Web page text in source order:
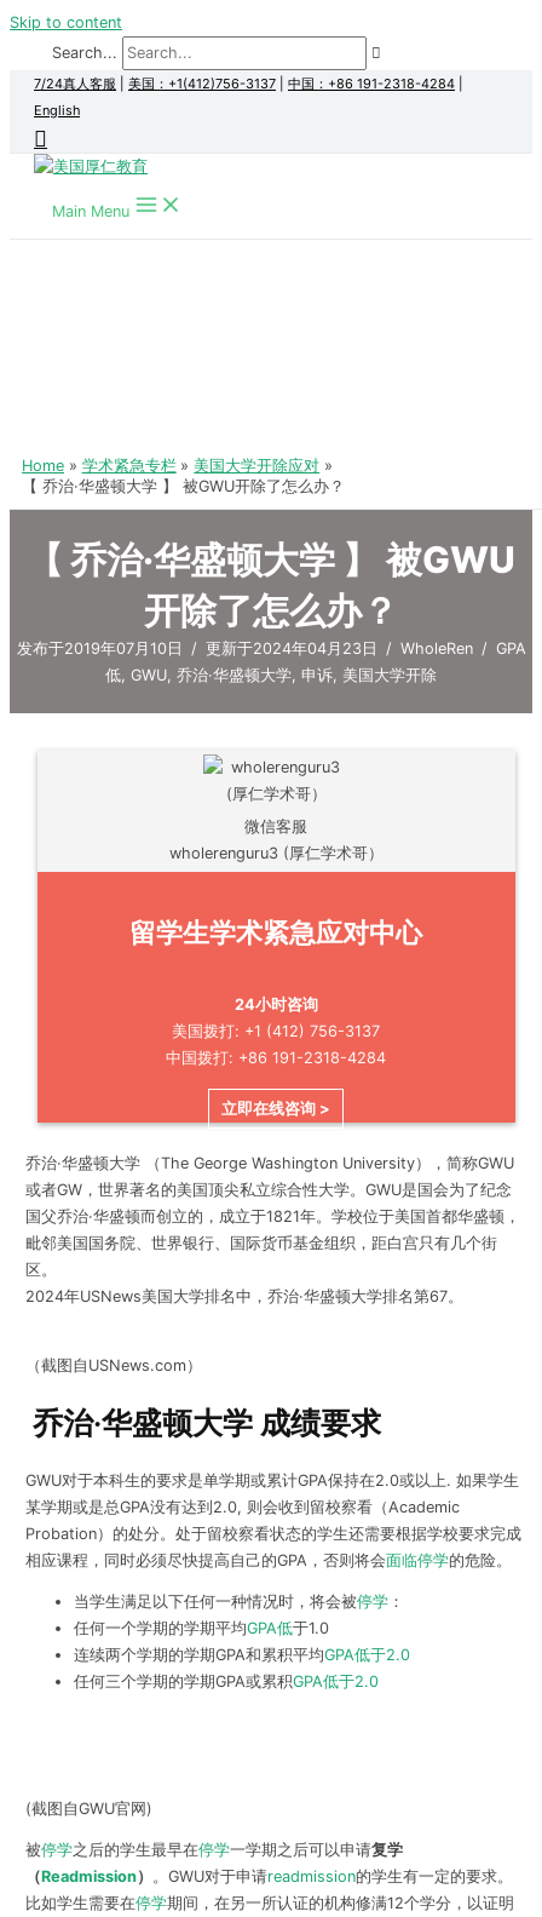
Skip to content
Search...
7/24真人客服 美国：+1(412)756-3137 中国：+86 191-2318-4284
English
Main Menu
Home 学术紧急专栏
美国大学开除应对
【 乔治·华盛顿大学 】 被GWU开除了怎么办？
【 乔治·华盛顿大学 】 被GWU
开除了怎么办？
发布于2019年07月10日 / 更新于2024年04月23日 / WholeRen / GPA
低, GWU, 乔治·华盛顿大学, 申诉, 美国大学开除
微信客服
wholerenguru3 (厚仁学术哥）
留学生学术紧急应对中心
24小时咨询
美国拨打: +1 (412) 756-3137
中国拨打: +86 191-2318-4284
立即在线咨询 >
乔治·华盛顿大学 （The George Washington University），简称GWU
或者GW，世界著名的美国顶尖私立综合性大学。GWU是国会为了纪念
国父乔治·华盛顿而创立的，成立于1821年。学校位于美国首都华盛顿，
毗邻美国国务院、世界银行、国际货币基金组织，距白宫只有几个街
区。
2024年USNews美国大学排名中，乔治·华盛顿大学排名第67。
（截图自USNews.com）
乔治·华盛顿大学 成绩要求
GWU对于本科生的要求是单学期或累计GPA保持在2.0或以上. 如果学生
某学期或是总GPA没有达到2.0, 则会收到留校察看（Academic
Probation）的处分。处于留校察看状态的学生还需要根据学校要求完成
相应课程，同时必须尽快提高自己的GPA，否则将会面临停学的危险。
当学生满足以下任何一种情况时，将会被停学：
任何一个学期的学期平均GPA低于1.0
连续两个学期的学期GPA和累积平均GPA低于2.0
任何三个学期的学期GPA或累积GPA低于2.0
(截图自GWU官网)
被停学之后的学生最早在停学一学期之后可以申请复学
（Readmission） 。GWU对于申请readmission的学生有一定的要求。
比如学生需要在停学期间，在另一所认证的机构修满12个学分，以证明